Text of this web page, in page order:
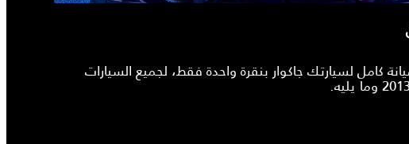
لسيارتك جاكوار بنقرة واحدة فقط، لجميع السيارات